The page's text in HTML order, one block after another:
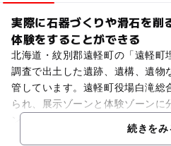
実際に石器づくりや滑石を削
体験をすることができる
北海道・紋別郡遠軽町の「遠軽町
調査で出土した遺跡、遺構、遺物
管しています。遠軽町役場白滝総
られ、展示ゾーンと体験ゾーンに
続きをみ